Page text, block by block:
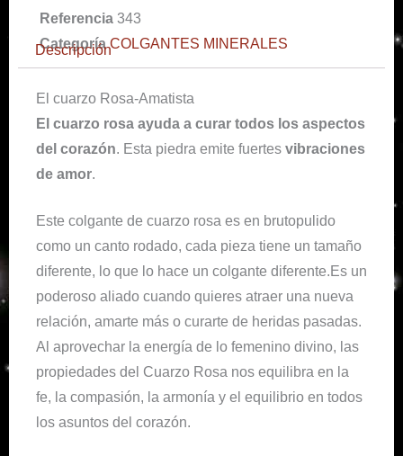
Referencia343
Categoría COLGANTES MINERALES
Descripción
El cuarzo Rosa-Amatista
El cuarzo rosa ayuda a curar todos los aspectos
del corazón. Esta piedra emite fuertes vibraciones
de amor.
Este colgante de cuarzo rosa es en brutopulido
como un canto rodado, cada pieza tiene un tamaño
diferente, lo que lo hace un colgante diferente.Es un
poderoso aliado cuando quieres atraer una nueva
relación, amarte más o curarte de heridas pasadas.
Al aprovechar la energía de lo femenino divino, las
propiedades del Cuarzo Rosa nos equilibra en la
fe, la compasión, la armonía y el equilibrio en todos
los asuntos del corazón.